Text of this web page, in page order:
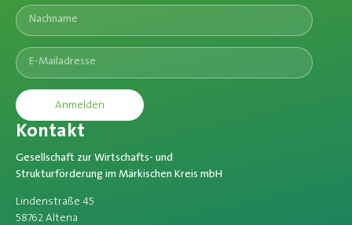
Anmelden
Kontakt
Gesellschaft zur Wirtschafts- und
Strukturförderung im Märkischen Kreis mbH
Lindenstraße 45
58762 Altena